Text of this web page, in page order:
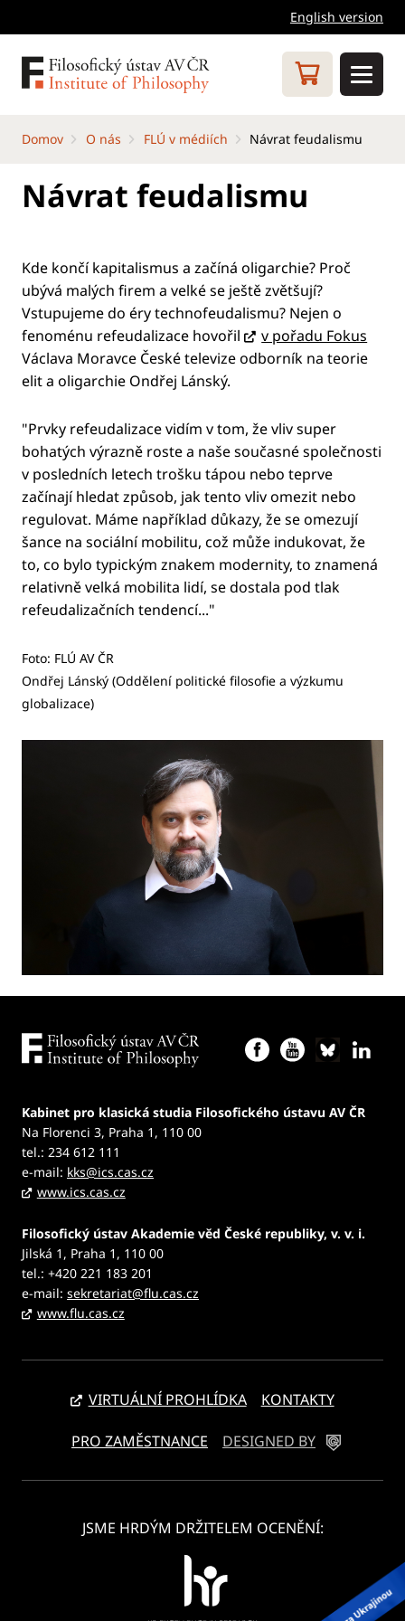
English version
Domov O nás FLÚ v médiích Návrat feudalismu
Návrat feudalismu
Kde končí kapitalismus a začíná oligarchie? Proč
ubývá malých firem a velké se ještě zvětšují?
Vstupujeme do éry technofeudalismu? Nejen o
fenoménu refeudalizace hovořil
v pořadu Fokus
Václava Moravce České televize odborník na teorie
elit a oligarchie Ondřej Lánský.
"Prvky refeudalizace vidím v tom, že vliv super
bohatých výrazně roste a naše současné společnosti
v posledních letech trošku tápou nebo teprve
začínají hledat způsob, jak tento vliv omezit nebo
regulovat. Máme například důkazy, že se omezují
šance na sociální mobilitu, což může indukovat, že
to, co bylo typickým znakem modernity, to znamená
relativně velká mobilita lidí, se dostala pod tlak
refeudalizačních tendencí..."
Foto: FLÚ AV ČR
Ondřej Lánský (Oddělení politické filosofie a výzkumu
globalizace)
Kabinet pro klasická studia Filosofického ústavu AV ČR
Na Florenci 3, Praha 1, 110 00
tel.: 234 612 111
e-mail: kks@ics.cas.cz
www.ics.cas.cz
Filosofický ústav Akademie věd České republiky, v. v. i.
Jilská 1, Praha 1, 110 00
tel.: +420 221 183 201
e-mail: sekretariat@flu.cas.cz
www.flu.cas.cz
VIRTUÁLNÍ PROHLÍDKA KONTAKTY
PRO ZAMĚSTNANCE DESIGNED BY
JSME HRDÝM DRŽITELEM OCENĚNÍ: